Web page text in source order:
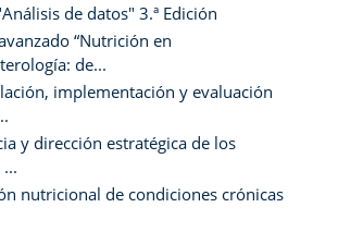
de datos" 3.ª Edición
“Nutrición en
de...
implementación y evaluación
y dirección estratégica de los
nutricional de condiciones crónicas